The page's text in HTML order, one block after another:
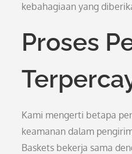
kebahagiaan yang
Proses
Kami mengerti betapa
keamanan dalam
Baskets bekerja sama